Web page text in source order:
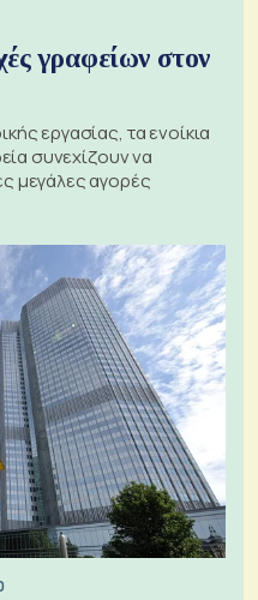
γραφείων στον
εργασίας, τα ενοίκια
συνεχίζουν να
μεγάλες αγορές